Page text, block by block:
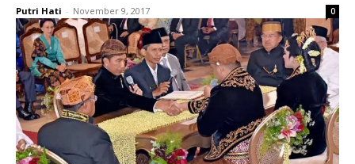
Putri Hati - November 9, 2017 0